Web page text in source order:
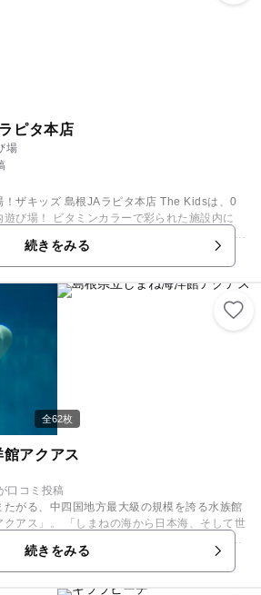
ピタ本店
場
！ザキッズ 島根JAラピタ本店 The Kidsは、0
び場！ ビタミンカラーで彩られた施設内に
ワクワクする遊びがいっぱい。 ジャングルジ
ンポリン、乗り物遊具など身体を動かして遊べ
笑顔に！ 0歳も遊べる知育玩具を多数取り揃
様もお楽しみ頂けます。 自由に出入りでき飲食
トも開催！ 思う存分遊びつくそう！めっちゃ
続きをみる
全62枚
アクアス
口コミ投稿
がる、中四国地方最大級の規模を誇る水族館
クアス」。 「しまねの海から日本海、そして世
、海の生きものたちとの出会いを楽しめる人
見ることができるシロイルカをはじめ、4種類
槽のサメ・エイ・ウミガメなど、子どもから
続きをみる